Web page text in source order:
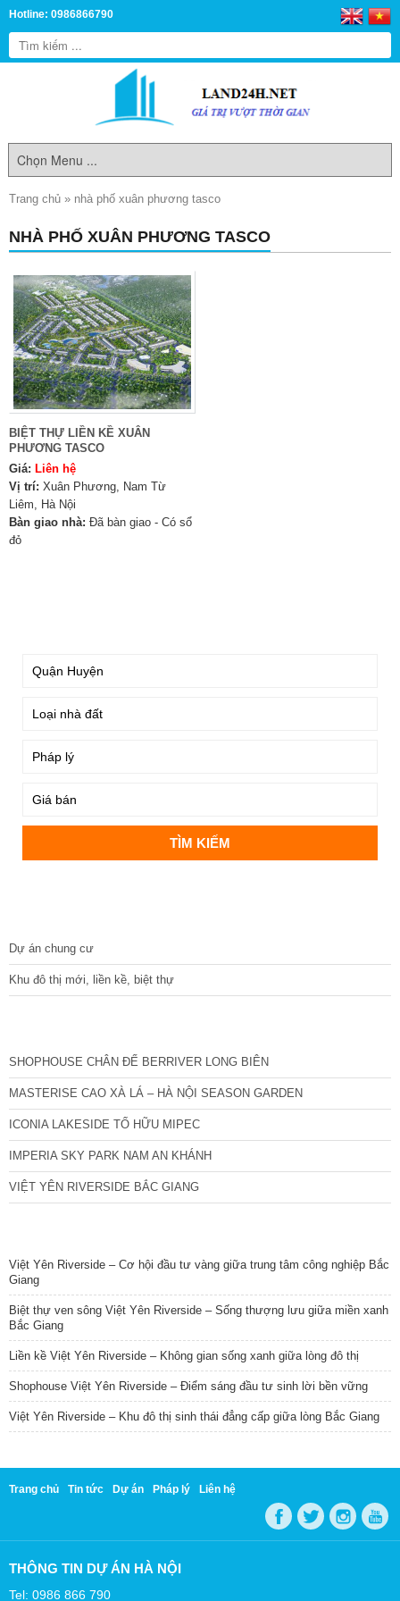
Hotline: 0986866790
Trang chủ » nhà phố xuân phương tasco
NHÀ PHỐ XUÂN PHƯƠNG TASCO
BIỆT THỰ LIỀN KỀ XUÂN
PHƯƠNG TASCO
Giá: Liên hệ
Vị trí: Xuân Phương, Nam Từ
Liêm, Hà Nội
Bàn giao nhà: Đã bàn giao - Có sổ
đỏ
Dự án chung cư
Khu đô thị mới, liền kề, biệt thự
SHOPHOUSE CHÂN ĐẾ BERRIVER LONG BIÊN
MASTERISE CAO XÀ LÁ – HÀ NỘI SEASON GARDEN
ICONIA LAKESIDE TỐ HỮU MIPEC
IMPERIA SKY PARK NAM AN KHÁNH
VIỆT YÊN RIVERSIDE BẮC GIANG
Việt Yên Riverside – Cơ hội đầu tư vàng giữa trung tâm công nghiệp Bắc
Giang
Biệt thự ven sông Việt Yên Riverside – Sống thượng lưu giữa miền xanh
Bắc Giang
Liền kề Việt Yên Riverside – Không gian sống xanh giữa lòng đô thị
Shophouse Việt Yên Riverside – Điểm sáng đầu tư sinh lời bền vững
Việt Yên Riverside – Khu đô thị sinh thái đẳng cấp giữa lòng Bắc Giang
Trang chủ Tin tức Dự án Pháp lý Liên hệ
THÔNG TIN DỰ ÁN HÀ NỘI
Tel: 0986 866 790